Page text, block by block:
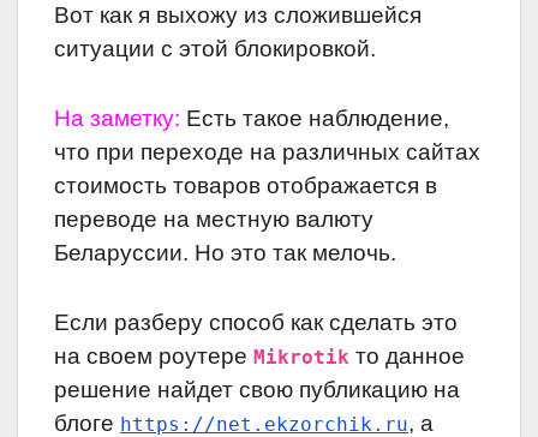
Вот как я выхожу из сложившейся
ситуации с этой блокировкой.
На заметку: Есть такое наблюдение,
что при переходе на различных сайтах
стоимость товаров отображается в
переводе на местную валюту
Беларуссии. Но это так мелочь.
Если разберу способ как сделать это
на своем роутере Mikrotik то данное
решение найдет свою публикацию на
блоге https://net.ekzorchik.ru, а